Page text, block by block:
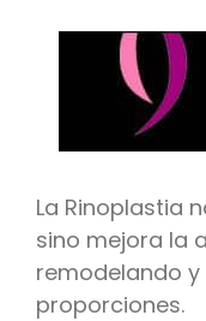
La Rinoplastia
sino mejora la
remodelando
proporciones.